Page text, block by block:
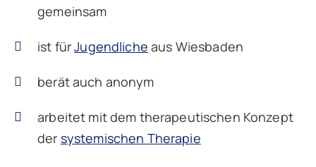
gemeinsam
ist fürJugendliche aus Wiesbaden
berät auch anonym
arbeitet mit dem therapeutischen Konzept
der systemischen Therapie